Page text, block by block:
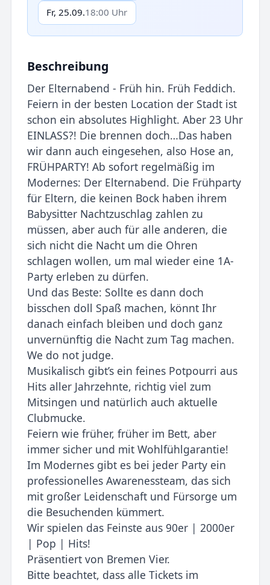
Fr, 25.09.18:00 Uhr
Beschreibung
Der Elternabend - Früh hin. Früh Feddich.
Feiern in der besten Location der Stadt ist
schon ein absolutes Highlight. Aber 23 Uhr
EINLASS?! Die brennen doch…Das haben
wir dann auch eingesehen, also Hose an,
FRÜHPARTY! Ab sofort regelmäßig im
Modernes: Der Elternabend. Die Frühparty
für Eltern, die keinen Bock haben ihrem
Babysitter Nachtzuschlag zahlen zu
müssen, aber auch für alle anderen, die
sich nicht die Nacht um die Ohren
schlagen wollen, um mal wieder eine 1A-
Party erleben zu dürfen.
Und das Beste: Sollte es dann doch
bisschen doll Spaß machen, könnt Ihr
danach einfach bleiben und doch ganz
unvernünftig die Nacht zum Tag machen.
We do not judge.
Musikalisch gibt’s ein feines Potpourri aus
Hits aller Jahrzehnte, richtig viel zum
Mitsingen und natürlich auch aktuelle
Clubmucke.
Feiern wie früher, früher im Bett, aber
immer sicher und mit Wohlfühlgarantie!
Im Modernes gibt es bei jeder Party ein
professionelles Awarenessteam, das sich
mit großer Leidenschaft und Fürsorge um
die Besuchenden kümmert.
Wir spielen das Feinste aus 90er | 2000er
| Pop | Hits!
Präsentiert von Bremen Vier.
Bitte beachtet, dass alle Tickets im